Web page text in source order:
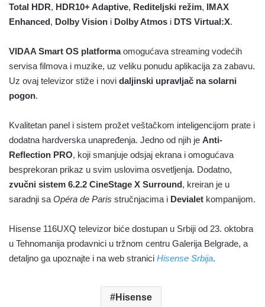
Total HDR, HDR10+ Adaptive, Rediteljski režim, IMAX
Enhanced, Dolby Vision i Dolby Atmos i DTS Virtual:X.
VIDAA Smart OS platformaomogućava streaming vodećih
servisa filmova i muzike, uz veliku ponudu aplikacija za zabavu.
Uz ovaj televizor stiže i novi daljinski upravljač na solarni
pogon.
Kvalitetan panel i sistem prožet veštačkom inteligencijom prate i
dodatna hardverska unapređenja. Jedno od njih je Anti-
Reflection PRO, koji smanjuje odsjaj ekrana i omogućava
besprekoran prikaz u svim uslovima osvetljenja. Dodatno,
zvučni sistem 6.2.2 CineStage X Surround, kreiran je u
saradnji sa Opéra de Paris stručnjacima i Devialet kompanijom.
Hisense 116UXQ televizor biće dostupan u Srbiji od 23. oktobra
u Tehnomanija prodavnici u tržnom centru Galerija Belgrade, a
detaljno ga upoznajte i na web stranici Hisense Srbija.
Hisense